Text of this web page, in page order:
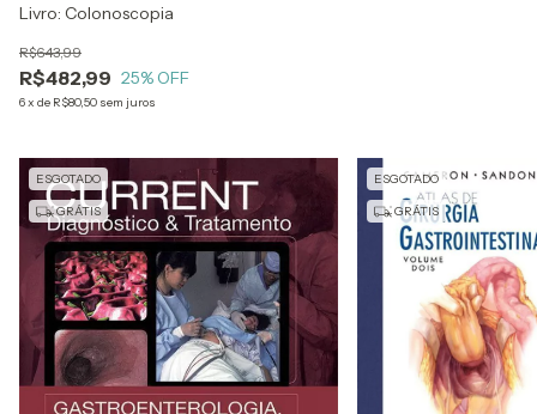
Livro: Colonoscopia
R$482,99
R$643,99
25% OFF
6x de R$80,50 sem juros
ESGOTADO
GRÁTIS
ESGOTADO
GRÁTIS